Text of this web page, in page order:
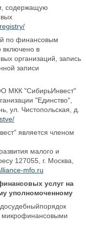
содержащую
по финансовым
в
организаций, запись
записи
МКК "СибирьИнвест"
"Единство",
ул. Чистопольская, д.
является членом
малого и
127055, г. Москва,
mfo.ru
услуг на
уполномоченному
микрофинансовыми